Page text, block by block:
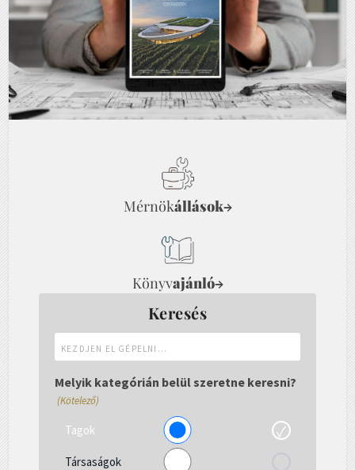
Mérnökállások→
Könyvajánló→
Keresés
el
gépelni...
Melyik kategórián belül szeretne keresni?
(Kötelező)
Tagok
Társaságok